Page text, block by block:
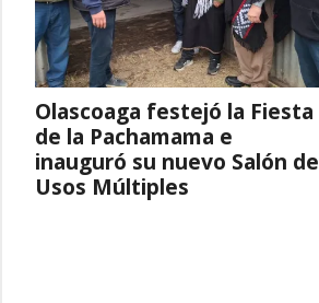
Olascoaga festejó la Fiesta
de la Pachamama e
inauguró su nuevo Salón de
Usos Múltiples